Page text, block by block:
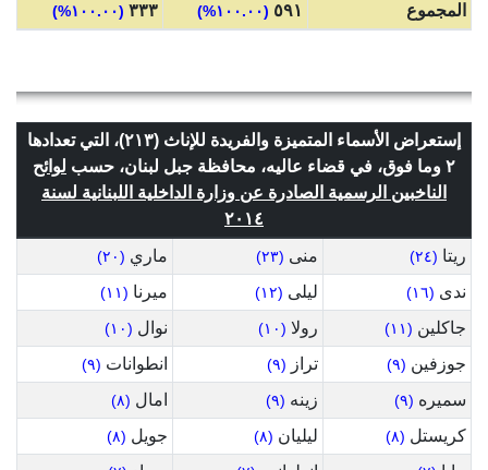
المجموع ٥٩١ (١٠٠.٠٠%) ٣٣٣ (١٠٠.٠٠%)
إستعراض الأسماء المتميزة والفريدة للإناث (٢١٣)، التي تعدادها
٢ وما فوق، في قضاء عاليه، محافظة جبل لبنان، حسب
لوائح
الناخبين الرسمية الصادرة عن وزارة الداخلية اللبنانية لسنة
٢٠١٤
ريتا (٢٤) منى (٢٣) ماري (٢٠)
ندى (١٦) ليلى (١٢) ميرنا (١١)
جاكلين (١١) رولا (١٠) نوال (١٠)
جوزفين (٩) تراز (٩) انطوانات (٩)
سميره (٩) زينه (٩) امال (٨)
كريستل (٨) ليليان (٨) جويل (٨)